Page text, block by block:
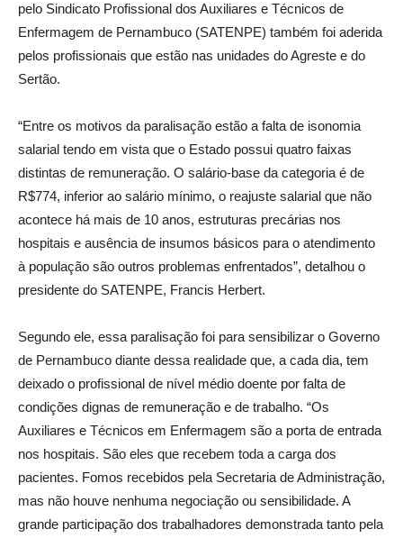
pelo Sindicato Profissional dos Auxiliares e Técnicos de
Enfermagem de Pernambuco (SATENPE) também foi aderida
pelos profissionais que estão nas unidades do Agreste e do
Sertão.
“Entre os motivos da paralisação estão a falta de isonomia
salarial tendo em vista que o Estado possui quatro faixas
distintas de remuneração. O salário-base da categoria é de
R$774, inferior ao salário mínimo, o reajuste salarial que não
acontece há mais de 10 anos, estruturas precárias nos
hospitais e ausência de insumos básicos para o atendimento
à população são outros problemas enfrentados”, detalhou o
presidente do SATENPE, Francis Herbert.
Segundo ele, essa paralisação foi para sensibilizar o Governo
de Pernambuco diante dessa realidade que, a cada dia, tem
deixado o profissional de nível médio doente por falta de
condições dignas de remuneração e de trabalho. “Os
Auxiliares e Técnicos em Enfermagem são a porta de entrada
nos hospitais. São eles que recebem toda a carga dos
pacientes. Fomos recebidos pela Secretaria de Administração,
mas não houve nenhuma negociação ou sensibilidade. A
grande participação dos trabalhadores demonstrada tanto pela